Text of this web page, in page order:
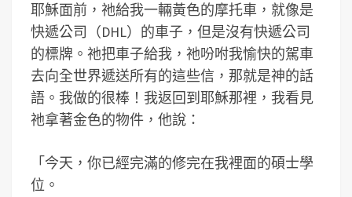
耶穌面前，祂給我一輛黃色的摩托車，就像是
快遞公司（DHL）的車子，但是沒有快遞公司
的標牌。祂把車子給我，祂吩咐我愉快的駕車
去向全世界遞送所有的這些信，那就是神的話
語。我做的很棒！我返回到耶穌那裡，我看見
祂拿著金色的物件，他說：
「今天，你已經完滿的修完在我裡面的碩士學
位。